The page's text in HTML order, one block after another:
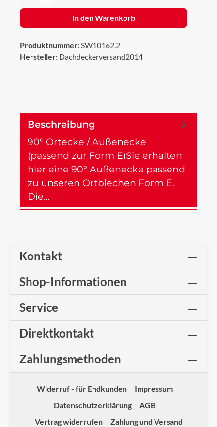
In den Warenkorb
Produktnummer:SW10162.2
Hersteller: Dachdeckerversand2014
Beschreibung
90° Ortecke / Außenecke
(passend zur Form E)Sie erhalten
hier eine 90° Außenecke passend
zu unseren Ortblechen Form E.
Die…
Kontakt
Shop-Informationen
Service
Direktkontakt
Zahlungsmethoden
Widerruf - für Endkunden
Impressum
Datenschutzerklärung
AGB
Vertrag widerrufen
Zahlung und Versand